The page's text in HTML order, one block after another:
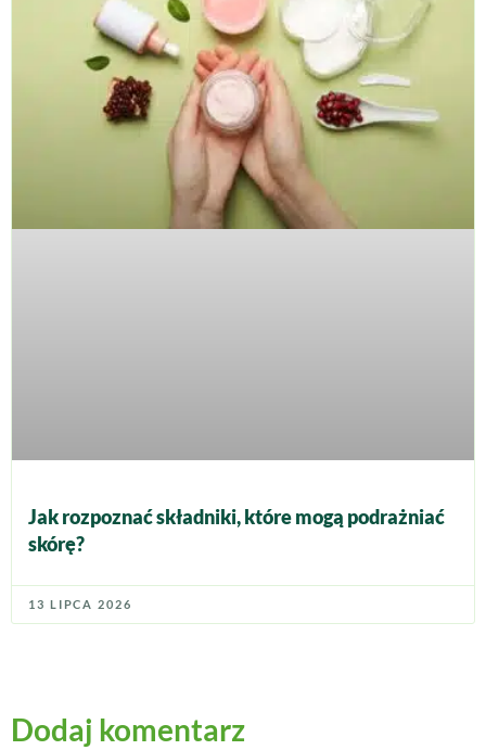
Jak rozpoznać składniki, które mogą podrażniać
skórę?
13 LIPCA 2026
Dodaj komentarz